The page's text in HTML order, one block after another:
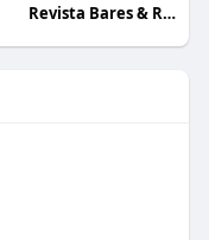
Revista Bares & Restaurantes